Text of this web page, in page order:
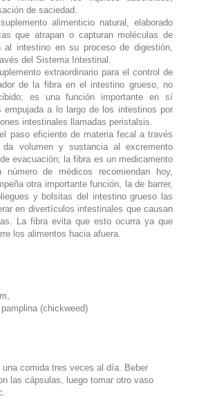
de saciedad.
alimenticio natural, elaborado
que atrapan o capturan moléculas de
intestino en su proceso de digestión,
del Sistema Intestinal.
extraordinario para el control de
de la fibra en el intestino grueso, no
es una función importante en sí
empujada a lo largo de los intestinos por
intestinales llamadas peristalsis.
paso eficiente de materia fecal a través
volumen y sustancia al excremento
evacuación; la fibra es un medicamento
de médicos recomiendan hoy,
otra importante función, la de barrer,
y bolsitas del intestino grueso las
en divertículos intestinales que causan
La fibra evita que esto ocurra ya que
los alimentos hacia afuera.
(chickweed)
comida tres veces al día. Beber
las cápsulas, luego tomar otro vaso